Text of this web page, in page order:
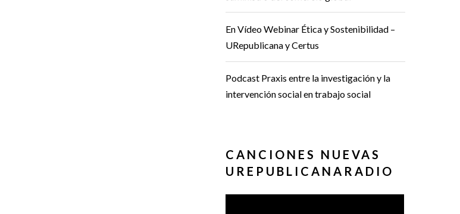
En Vídeo Webinar Ética y Sostenibilidad –
URepublicana y Certus
Podcast Praxis entre la investigación y la
intervención social en trabajo social
CANCIONES NUEVAS
UREPUBLICANARADIO